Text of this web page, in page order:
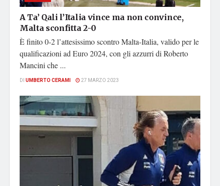
A Ta’ Qali l’Italia vince ma non convince,
Malta sconfitta 2-0
È finito 0-2 l’attesissimo scontro Malta-Italia, valido per le
qualificazioni ad Euro 2024, con gli azzurri di Roberto
Mancini che ...
DI UMBERTO CERAMI 27 MARZO 2023